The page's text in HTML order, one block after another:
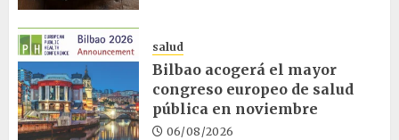
salud
Bilbao acogerá el mayor
congreso europeo de salud
pública en noviembre
06/08/2026